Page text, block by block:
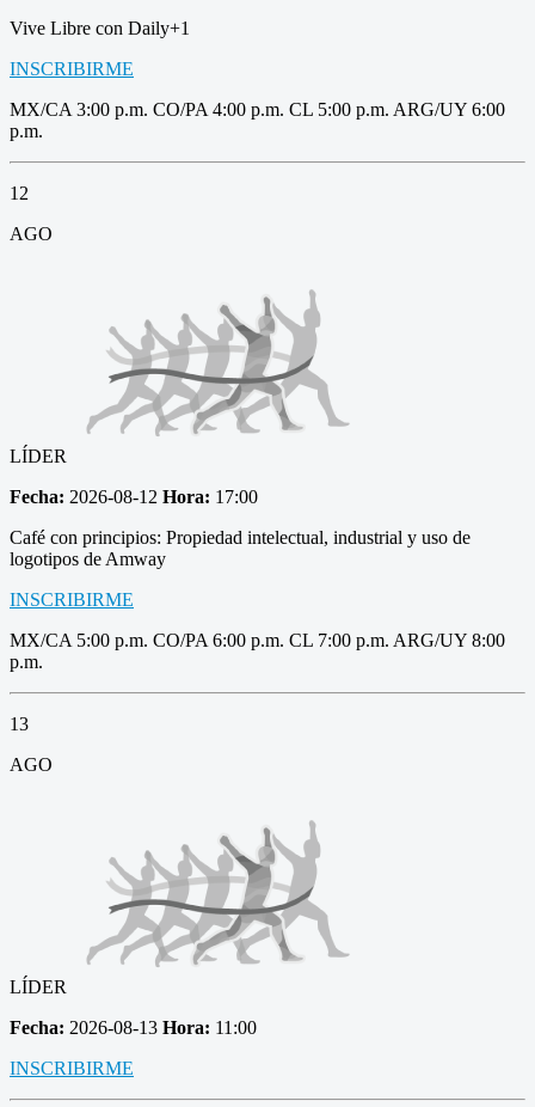
Vive Libre con Daily+1
INSCRIBIRME
MX/CA 3:00 p.m. CO/PA 4:00 p.m. CL 5:00 p.m. ARG/UY 6:00
p.m.
12
AGO
LÍDER
Fecha: 2026-08-12 Hora: 17:00
Café con principios: Propiedad intelectual, industrial y uso de
logotipos de Amway
INSCRIBIRME
MX/CA 5:00 p.m. CO/PA 6:00 p.m. CL 7:00 p.m. ARG/UY 8:00
p.m.
13
AGO
LÍDER
Fecha: 2026-08-13 Hora: 11:00
INSCRIBIRME